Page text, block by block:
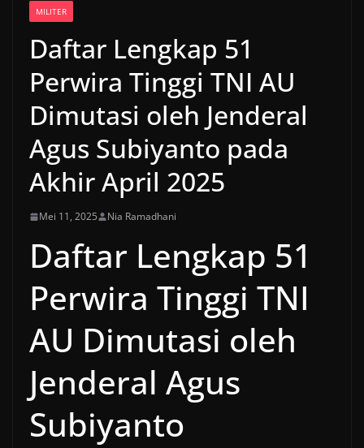
MILITER
Daftar Lengkap 51
Perwira Tinggi TNI AU
Dimutasi oleh Jenderal
Agus Subiyanto pada
Akhir April 2025
Mei 11, 2025 Nia Ramadhani
Daftar Lengkap 51
Perwira Tinggi TNI
AU Dimutasi oleh
Jenderal Agus
Subiyanto